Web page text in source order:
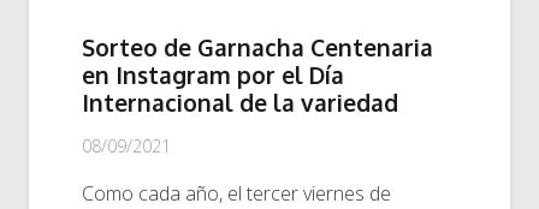
Sorteo de Garnacha Centenaria
en Instagram por el Día
Internacional de la variedad
08/09/2021
Como cada año, el tercer viernes de